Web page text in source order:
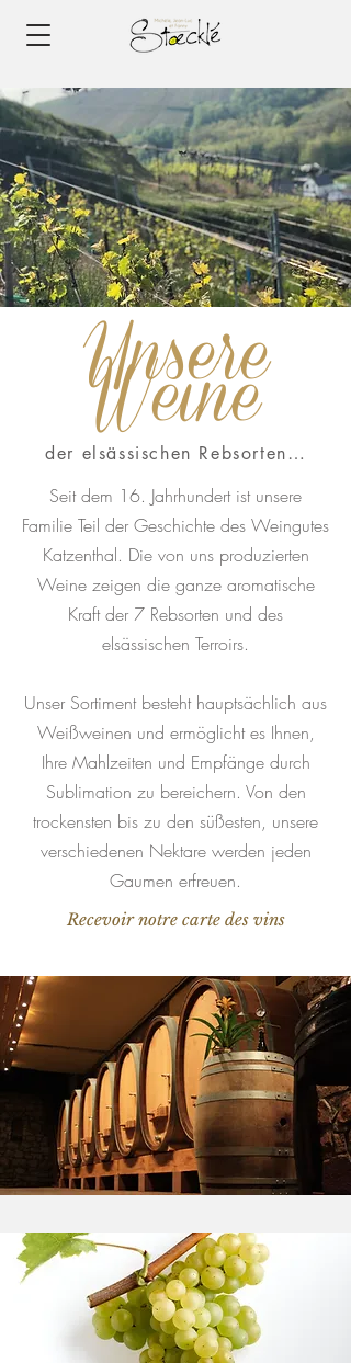
Unsere
Weine
der elsässischen Rebsorten…
Seit dem 16. Jahrhundert ist unsere
Familie Teil der Geschichte des Weingutes
Katzenthal. Die von uns produzierten
Weine zeigen die ganze aromatische
Kraft der 7 Rebsorten und des
elsässischen Terroirs.
Unser Sortiment besteht hauptsächlich aus
Weißweinen und ermöglicht es Ihnen,
Ihre Mahlzeiten und Empfänge durch
Sublimation zu bereichern. Von den
trockensten bis zu den süßesten, unsere
verschiedenen Nektare werden jeden
Gaumen erfreuen.
Recevoir notre carte des vins